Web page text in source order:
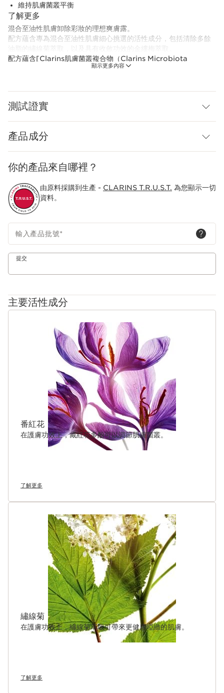
顯示更多內容
維持肌膚菌叢平衡
了解更多
混合至油性肌膚卸除彩妝的理想爽膚露。
配方蘊含專為混合至油性肌膚細心挑選的活性成分，包括清除多餘
油脂的繡線菊萃取，以及具有收斂功效的金縷梅萃取。
配方蘊含[Clarins肌膚菌叢複合物（Clarins Microbiota
Complex）]，結合藏紅花多酚和海洋益生元，有助維持肌膚菌叢
盈外罐。此外，此產品更首次採用全新環保補充包裝。
嶄新科研
Clarins肌膚菌叢複合物（Clarins Microbiota Complex）
結合藏紅花
藏紅花和海洋
益生元，有助維持
肌膚菌叢的平衡狀態。
Clarins Plus
爽膚露配方輕盈舒適，為肌膚帶來無比清新的感受。
測試證實
產品成分
你的產品來自哪裡？
由原料採購到生產 - CLARINS T.R.U.S.T. 為您顯示一切
資料。
輸入產品批號*
提交
主要活性成分
番紅花
在護膚功效上，藏紅花多酚可以調節肌膚菌叢。
了解更多
繡線菊
在護膚功效上，繡線菊萃取可帶來更健康啞緻的肌膚。
了解更多